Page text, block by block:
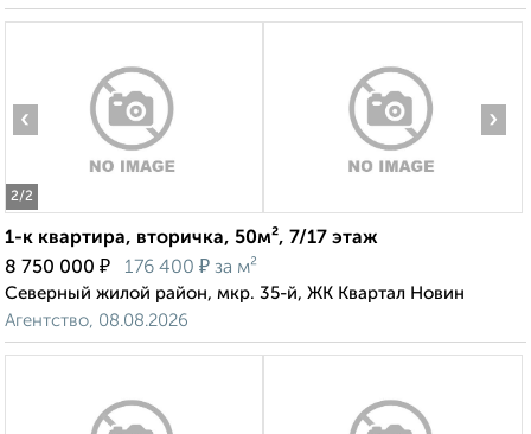
2/2
‹ ›
1-к квартира, вторичка, 50м², 7/17 этаж
8 750 000 ₽ 176 400 ₽ за м²
Северный жилой район, мкр. 35-й, ЖК Квартал Новин
Агентство, 08.08.2026